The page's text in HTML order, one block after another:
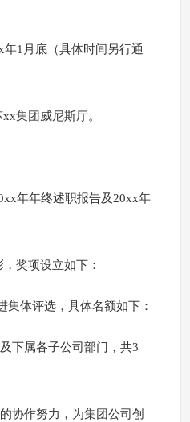
年1月底（具体时间另行通
集团威尼斯厅。
年年终述职报告及20xx年
奖项设立如下：
集体评选，具体名额如下：
下属各子公司部门，共3
协作努力，为集团公司创